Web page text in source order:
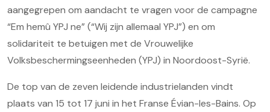
aangegrepen om aandacht te vragen voor de campagne
“Em hemû YPJ ne” (“Wij zijn allemaal YPJ”) en om
solidariteit te betuigen met de Vrouwelijke
Volksbeschermingseenheden (YPJ) in Noordoost-Syrië.
De top van de zeven leidende industrielanden vindt
plaats van 15 tot 17 juni in het Franse Évian-les-Bains. Op